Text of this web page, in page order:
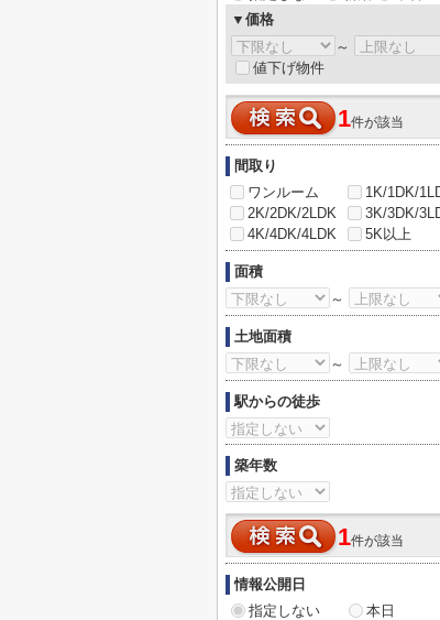
▼価格
～
値下げ物件
1件が該当
間取り
ワンルーム
1K/1DK/
2K/2DK/2LDK
3K/3DK/
4K/4DK/4LDK
5K以上
面積
～
土地面積
～
駅からの徒歩
築年数
1件が該当
情報公開日
指定しない
本日